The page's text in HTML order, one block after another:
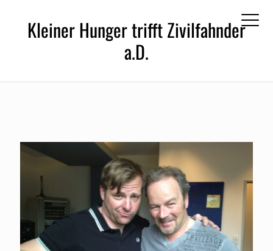
Kleiner Hunger trifft Zivilfahnder
a.D.